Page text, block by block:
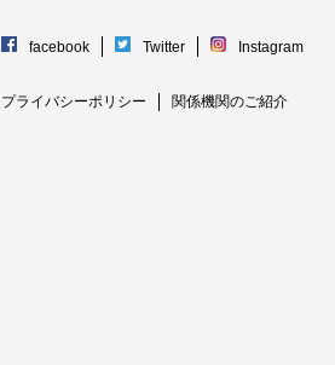
facebook Twitter Instagram
プライバシーポリシー 関係機関のご紹介